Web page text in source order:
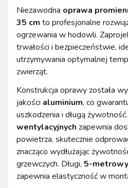
Niezawodna oprawa
35 cm to profesjonalne
ogrzewania w hodowli.
trwałości i bezpieczeństwie,
utrzymywania optymalnej
zwierząt.
Konstrukcja oprawy została
jakości aluminium, co
uszkodzenia i długą
wentylacyjnych zapewnia
powietrza, skutecznie
znacząco wydłużając
grzewczych. Długi, 5-
zapewnia elastyczność w